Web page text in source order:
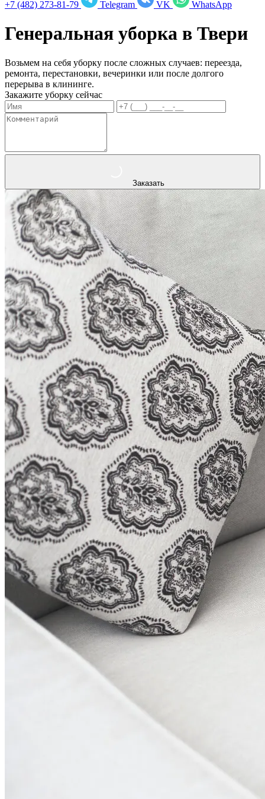
+7 (482) 273-81-79 Telegram VK WhatsApp
Генеральная уборка в Твери
Возьмем на себя уборку после сложных случаев: переезда,
ремонта, перестановки, вечеринки или после долгого
перерыва в клининге.
Закажите уборку сейчас
Заказать